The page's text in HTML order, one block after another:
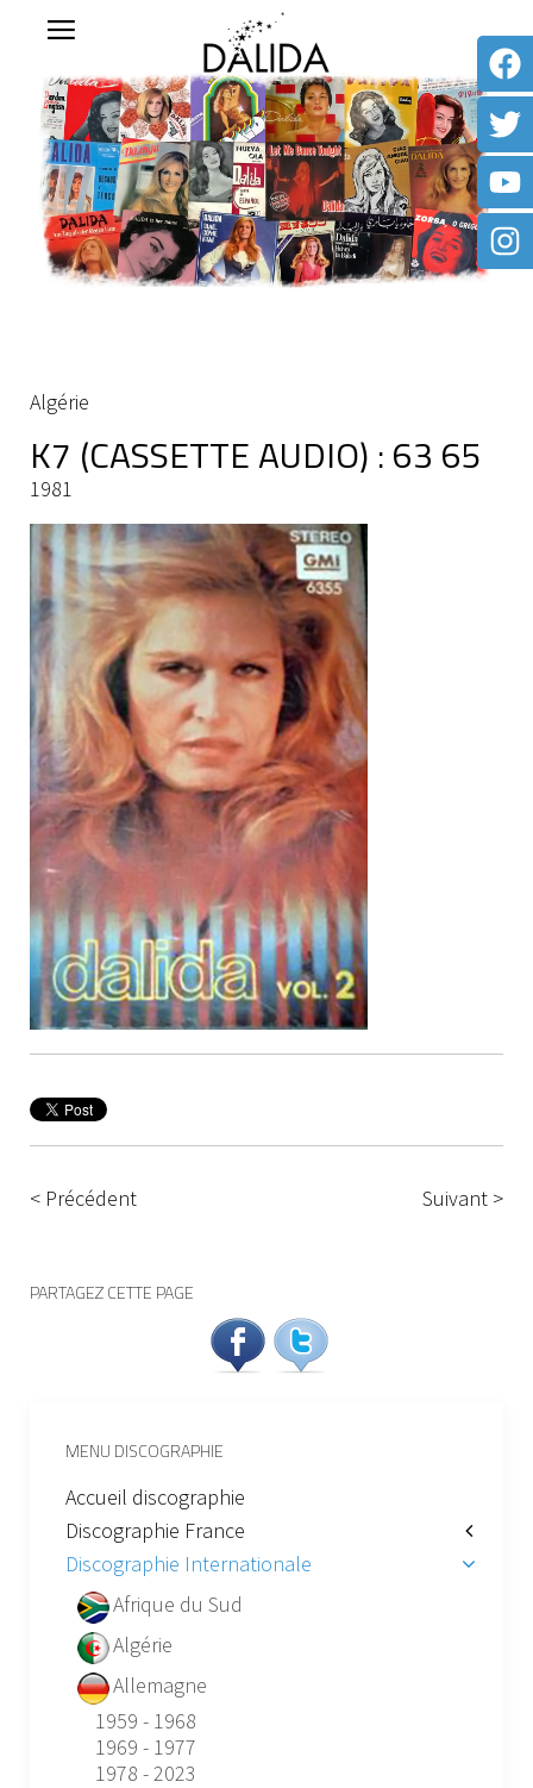
Algérie
K7 (CASSETTE AUDIO) : 63 65
1981
< Précédent Suivant >
PARTAGEZ CETTE PAGE
MENU DISCOGRAPHIE
Accueil discographie
Discographie France
Discographie Internationale
Afrique du Sud
Algérie
Allemagne
1959 - 1968
1969 - 1977
1978 - 2023